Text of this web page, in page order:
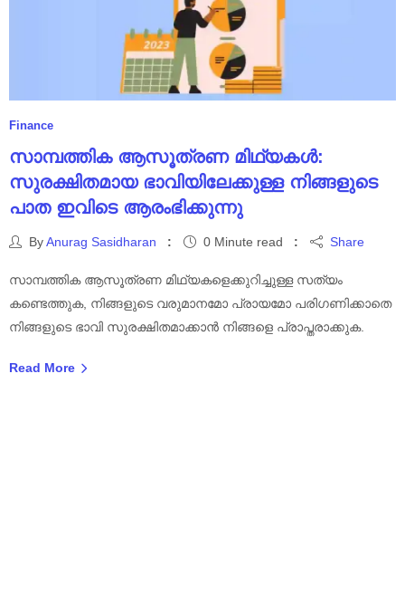
Finance
സാമ്പത്തിക ആസൂത്രണ മിഥ്യകൾ:
സുരക്ഷിതമായ ഭാവിയിലേക്കുള്ള നിങ്ങളുടെ
പാത ഇവിടെ ആരംഭിക്കുന്നു
ByAnurag Sasidharan 0 Minute read Share
സാമ്പത്തിക ആസൂത്രണ മിഥ്യകളെക്കുറിച്ചുള്ള സത്യം
കണ്ടെത്തുക, നിങ്ങളുടെ വരുമാനമോ പ്രായമോ പരിഗണിക്കാതെ
നിങ്ങളുടെ ഭാവി സുരക്ഷിതമാക്കാൻ നിങ്ങളെ പ്രാപ്തരാക്കുക.
Read More